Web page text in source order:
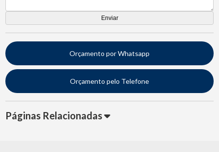
Orçamento por Whatsapp
Orçamento pelo Telefone
Páginas Relacionadas